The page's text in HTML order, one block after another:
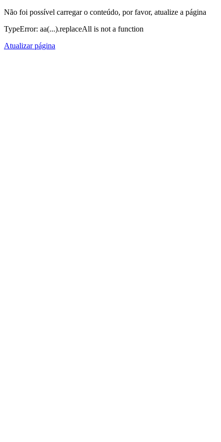
Não foi possível carregar o conteúdo, por favor, atualize a página
TypeError: aa(...).replaceAll is not a function
Atualizar página